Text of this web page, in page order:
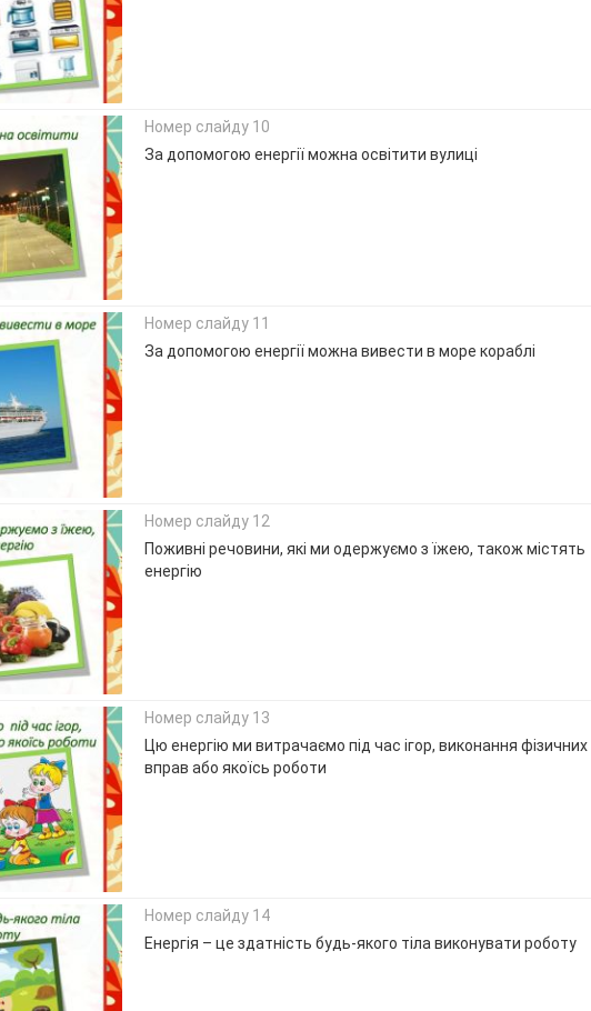
Номер слайду 10
За допомогою енергії можна освітити вулиці
Номер слайду 11
За допомогою енергії можна вивести в море кораблі
Номер слайду 12
Поживні речовини, які ми одержуємо з їжею, також містять
енергію
Номер слайду 13
Цю енергію ми витрачаємо під час ігор, виконання фізичних
вправ або якоїсь роботи
Номер слайду 14
Енергія – це здатність будь-якого тіла виконувати роботу